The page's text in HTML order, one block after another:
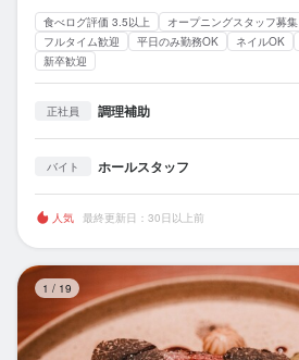
食べログ評価 3.5以上 オープニングスタッフ募集
フルタイム歓迎
平日のみ勤務OK ネイルOK
新卒歓迎
正社員 調理補助
バイト ホールスタッフ
人気 最終更新日：30日以上前
1 / 19